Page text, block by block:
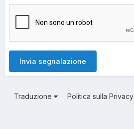
Invia segnalazione
Traduzione Politica sulla Privacy